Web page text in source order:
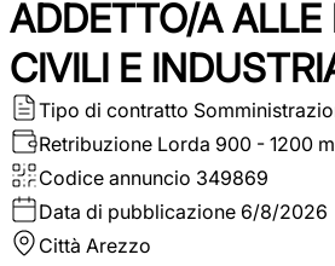
ADDETTO/A ALLE
CIVILI E
Tipo di contratto
Retribuzione Lorda 900 - 1200
Codice annuncio 349869
Data di pubblicazione 6/8/2026
Città Arezzo